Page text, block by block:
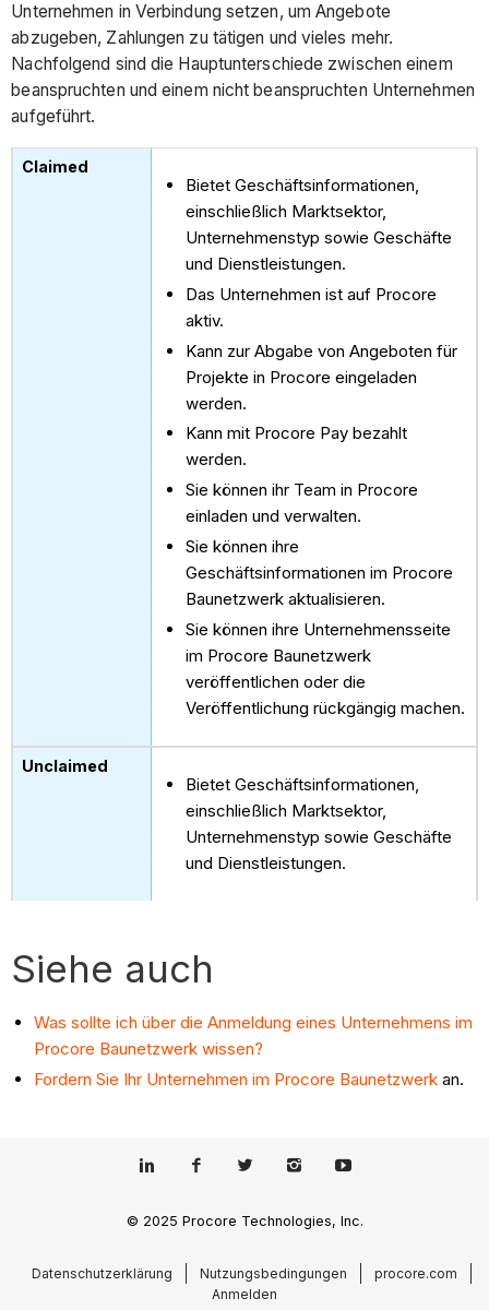
Unternehmen in Verbindung setzen, um Angebote
abzugeben, Zahlungen zu tätigen und vieles mehr.
Nachfolgend sind die Hauptunterschiede zwischen einem
beanspruchten und einem nicht beanspruchten Unternehmen
aufgeführt.
Bietet Geschäftsinformationen,
einschließlich Marktsektor,
Unternehmenstyp sowie Geschäfte
und Dienstleistungen.
Das Unternehmen ist auf Procore
aktiv.
Kann zur Abgabe von Angeboten für
Projekte in Procore eingeladen
werden.
Kann mit Procore Pay bezahlt
werden.
Sie können ihr Team in Procore
einladen und verwalten.
Sie können ihre
Geschäftsinformationen im Procore
Baunetzwerk aktualisieren.
Sie können ihre Unternehmensseite
im Procore Baunetzwerk
veröffentlichen oder die
Veröffentlichung rückgängig machen.
Bietet Geschäftsinformationen,
einschließlich Marktsektor,
Unternehmenstyp sowie Geschäfte
und Dienstleistungen.
Siehe auch
Was sollte ich über die Anmeldung eines Unternehmens im
Procore Baunetzwerk wissen?
Fordern Sie Ihr Unternehmen im Procore Baunetzwerk an.
© 2025 Procore Technologies, Inc.
Datenschutzerklärung Nutzungsbedingungen
procore.com
Anmelden